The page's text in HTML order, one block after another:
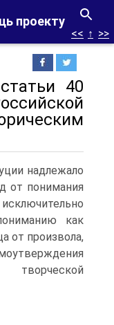
проекту
<< ↑ >>
40
надлежало
от понимания
как
от произвола,